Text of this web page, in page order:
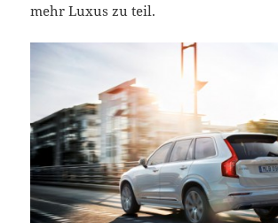
mehr Luxus zu teil.